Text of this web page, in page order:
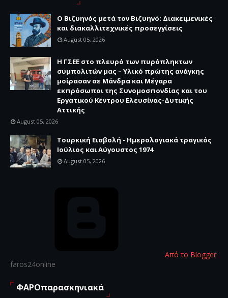
Ο Βιζυηνός μετά τον Βιζυηνό: Διακειμενικές
και διακαλλιτεχνικές προσεγγίσεις
August 05, 2026
H ΓΣΕΕ στο πλευρό των πυρόπληκτων
συμπολιτών μας – Υλικό πρώτης ανάγκης
μοίρασαν σε Μάνδρα και Μέγαρα
εκπρόσωποι της Συνομοσπονδίας και του
Εργατικού Κέντρου Ελευσίνας-Δυτικής
Αττικής
August 05, 2026
Τουρκική Εισβολή - Ημερολογιακά τραγικός
Ιούλιος και Αύγουστος 1974
August 05, 2026
Από το Blogger
faros24online
ΦΑΡΟπαρασκηνιακά